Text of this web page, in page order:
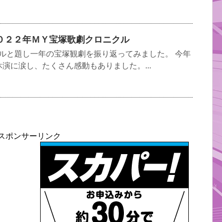
２年ＭＹ宝塚歌劇クロニクル
と題し一年の宝塚観劇を振り返ってみました。 今年
に涙し、たくさん感動もありました。...
ポンサーリンク